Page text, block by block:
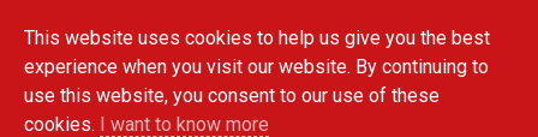
main
content
This website uses cookies to help us give you the best
experience when you visit our website. By continuing to
use this website, you consent to our use of these
cookies. I want to know more